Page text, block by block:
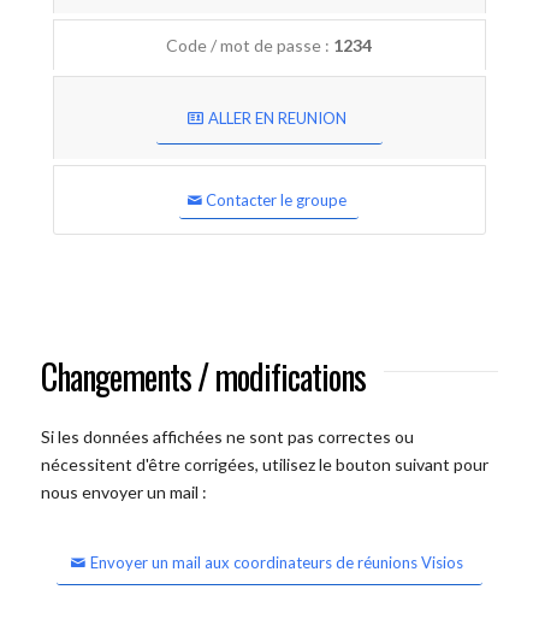
Code / mot de passe : 1234
ALLER EN REUNION
Contacter le groupe
Changements / modifications
Si les données affichées ne sont pas correctes ou
nécessitent d'être corrigées, utilisez le bouton suivant pour
nous envoyer un mail :
Envoyer un mail aux coordinateurs de réunions Visios